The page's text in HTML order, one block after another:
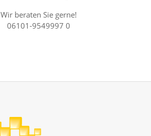
Wir beraten Sie gerne!
06101-9549997 0